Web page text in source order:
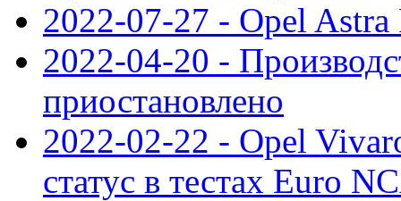
2022-07-27 - Opel
2022-04-20 -
приостановлено
2022-02-22 - Opel
статус в тестах Euro